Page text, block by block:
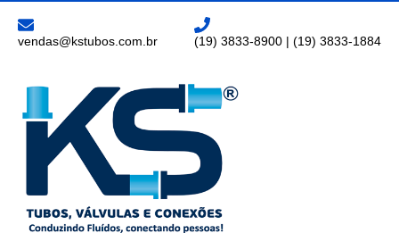
vendas@kstubos.com.br (19) 3833-8900 | (19) 3833-1884